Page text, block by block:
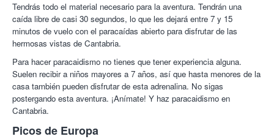
Tendrás todo el material necesario para la aventura. Tendrán una
caída libre de casi 30 segundos, lo que les dejará entre 7 y 15
minutos de vuelo con el paracaídas abierto para disfrutar de las
hermosas vistas de Cantabria.
Para hacer paracaidismo no tienes que tener experiencia alguna.
Suelen recibir a niños mayores a 7 años, así que hasta menores de la
casa también pueden disfrutar de esta adrenalina. No sigas
postergando esta aventura. ¡Anímate! Y haz paracaidismo en
Cantabria.
Picos de Europa